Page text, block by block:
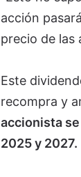
acción
precio de las
Este
recompra y
accionista
2025 y 2027.